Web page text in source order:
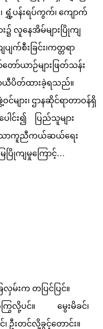
ပန်းရပ်ကွက်၊ ကျောက်
း၌ လူနေအိမ်များပြိုကျ
ျက်စီးခြင်း၊ကတ္တရာ
တော်ယာဉ်များဖြတ်သန်း
ာယီပိတ်ထားခဲ့ရသည်။
များ၊ ဌာနဆိုင်ရာတာဝန်ရှိ
ေါင်း၍ ပြည်သူများ
သောကူညီကယ်ဆယ်ရေး
ေပြိုကျမှုကြောင့်…
လှမ်းက တပြင်ပြင်။
ြွလို့ပင်။ မွေးမိခင်၊
ဦးတင်လို့ခွင့်တောင်း။